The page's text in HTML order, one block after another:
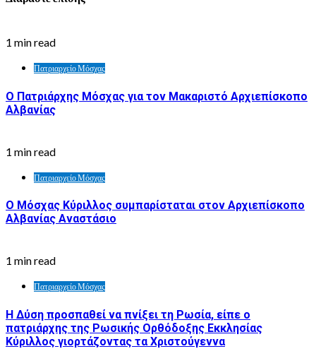
1 min read
Πατριαρχείο Μόσχας
Ο Πατριάρχης Μόσχας για τον Μακαριστό Αρχιεπίσκοπο
Αλβανίας
1 min read
Πατριαρχείο Μόσχας
Ο Μόσχας Κύριλλος συμπαρίσταται στον Αρχιεπίσκοπο
Αλβανίας Αναστάσιο
1 min read
Πατριαρχείο Μόσχας
Η Δύση προσπαθεί να πνίξει τη Ρωσία, είπε ο
πατριάρχης της Ρωσικής Ορθόδοξης Εκκλησίας
Κύριλλος γιορτάζοντας τα Χριστούγεννα